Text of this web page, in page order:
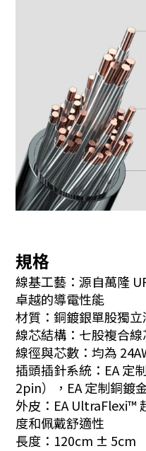
規格
線基工藝：源自萬隆
卓越的導電性能
材質：銅鍍銀單股獨
線芯結構：七股複合
線徑與芯數：均為
插頭插針系統：EA 定
2pin），EA 定制銅鍍
外皮：EA UltraFlexi™
度和佩戴舒適性
長度：120cm ± 5cm